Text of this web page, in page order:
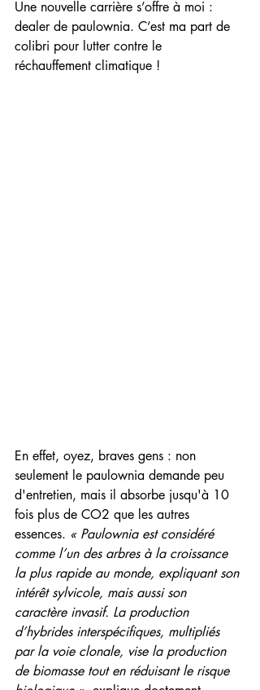
Une nouvelle carrière s’offre à moi :
dealer de paulownia. C’est ma part de
colibri pour lutter contre le
réchauffement climatique !
En effet, oyez, braves gens : non
seulement le paulownia demande peu
d'entretien, mais il absorbe jusqu'à 10
fois plus de CO2 que les autres
essences. « Paulownia est considéré
comme l’un des arbres à la croissance
la plus rapide au monde, expliquant son
intérêt sylvicole, mais aussi son
caractère invasif. La production
d’hybrides interspécifiques, multipliés
par la voie clonale, vise la production
de biomasse tout en réduisant le risque